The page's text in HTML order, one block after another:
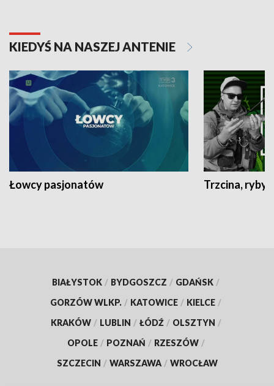
KIEDYŚ NA NASZEJ ANTENIE
Łowcy pasjonatów Trzcina, ryby
BIAŁYSTOK / BYDGOSZCZ / GDAŃSK /
GORZÓW WLKP. / KATOWICE / KIELCE /
KRAKÓW / LUBLIN / ŁÓDŹ / OLSZTYN /
OPOLE / POZNAŃ / RZESZÓW /
SZCZECIN / WARSZAWA / WROCŁAW